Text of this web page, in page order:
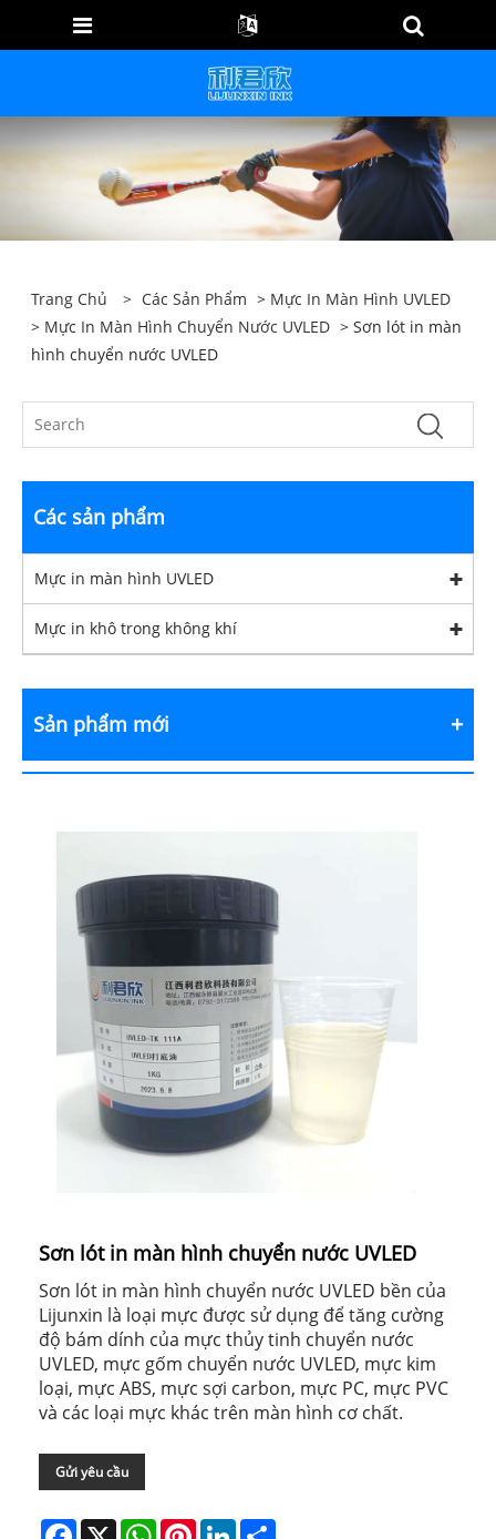
Trang Chủ > Các Sản Phẩm > Mực In Màn Hình UVLED
> Mực In Màn Hình Chuyển Nước UVLED > Sơn lót in màn
hình chuyển nước UVLED
Các sản phẩm
Mực in màn hình UVLED
Mực in khô trong không khí
Sản phẩm mới
Sơn lót in màn hình chuyển nước UVLED
Sơn lót in màn hình chuyển nước UVLED bền của
Lijunxin là loại mực được sử dụng để tăng cường
độ bám dính của mực thủy tinh chuyển nước
UVLED, mực gốm chuyển nước UVLED, mực kim
loại, mực ABS, mực sợi carbon, mực PC, mực PVC
và các loại mực khác trên màn hình cơ chất.
Gửi yêu cầu
Facebook
X WhatsAppPinterestLinkedIn